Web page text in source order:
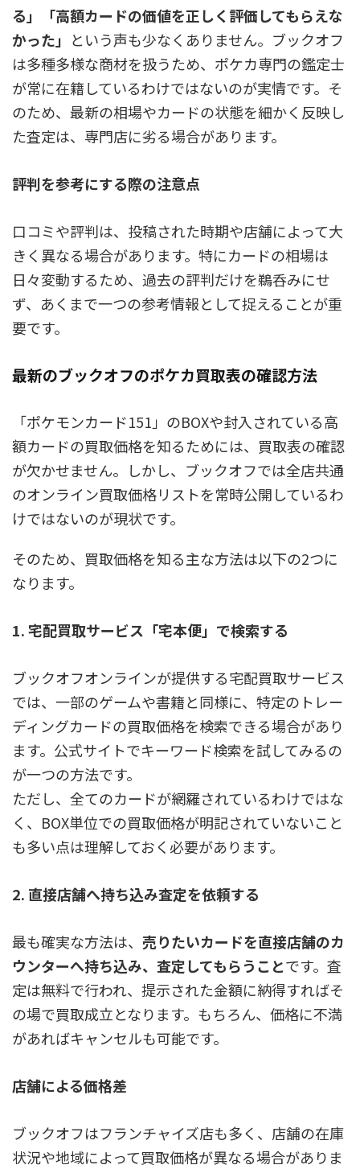
る」「高額カードの価値を正しく評価してもらえな
かった」 という声も少なくありません。ブックオフ
は多種多様な商材を扱うため、ポケカ専門の鑑定士
が常に在籍しているわけではないのが実情です。そ
のため、最新の相場やカードの状態を細かく反映し
た査定は、専門店に劣る場合があります。
評判を参考にする際の注意点
口コミや評判は、投稿された時期や店舗によって大
きく異なる場合があります。特にカードの相場は
日々変動するため、過去の評判だけを鵜呑みにせ
ず、あくまで一つの参考情報として捉えることが重
要です。
最新のブックオフのポケカ買取表の確認方法
「ポケモンカード151」のBOXや封入されている高
額カードの買取価格を知るためには、買取表の確認
が欠かせません。しかし、ブックオフでは全店共通
のオンライン買取価格リストを常時公開しているわ
けではないのが現状です。
そのため、買取価格を知る主な方法は以下の2つに
なります。
1. 宅配買取サービス「宅本便」で検索する
ブックオフオンラインが提供する宅配買取サービス
では、一部のゲームや書籍と同様に、特定のトレー
ディングカードの買取価格を検索できる場合があり
ます。公式サイトでキーワード検索を試してみるの
が一つの方法です。
ただし、 全てのカードが網羅されているわけではな
く、BOX単位での買取価格が明記されていないこと
も多い点は理解しておく必要があります。
2. 直接店舗へ持ち込み査定を依頼する
最も確実な方法は、 売りたいカードを直接店舗のカ
ウンターへ持ち込み、査定してもらうことです。査
定は無料で行われ、提示された金額に納得すればそ
の場で買取成立となります。もちろん、価格に不満
があればキャンセルも可能です。
店舗による価格差
ブックオフはフランチャイズ店も多く、店舗の在庫
状況や地域によって買取価格が異なる場合がありま